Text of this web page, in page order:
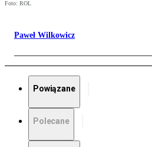
Foto: ROL
Paweł Wilkowicz
Powiązane
Polecane